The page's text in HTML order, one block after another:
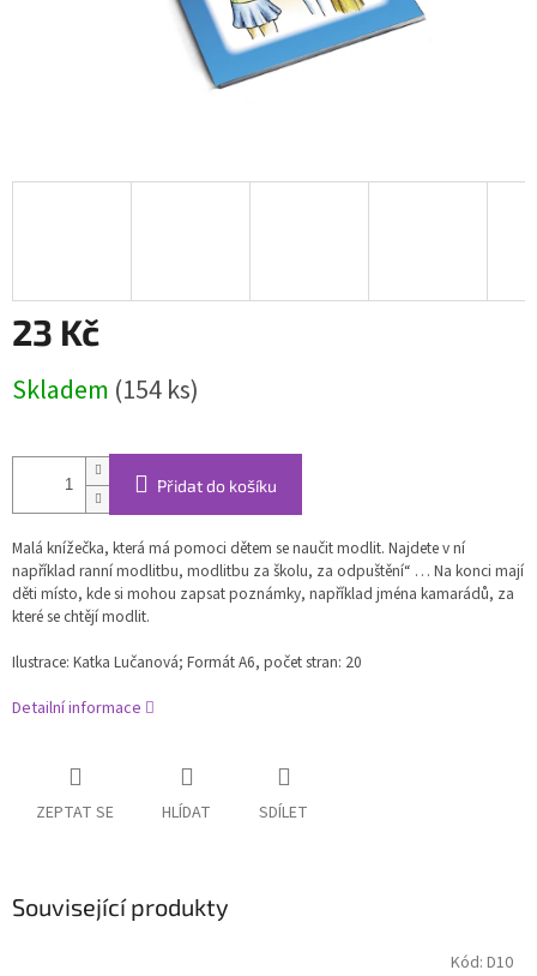
23 Kč
cena:
Skladem (154 ks)
Přidat do košíku
Malá knížečka, která má pomoci dětem se naučit modlit. Najdete v ní
například ranní modlitbu, modlitbu za školu, za odpuštění“ … Na konci mají
děti místo, kde si mohou zapsat poznámky, například jména kamarádů, za
které se chtějí modlit.
Ilustrace: Katka Lučanová; Formát A6, počet stran: 20
Detailní informace
ZEPTAT SE HLÍDAT SDÍLET
Související produkty
Kód: D10